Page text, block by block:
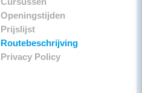
Openingstijden
Prijslijst
Routebeschrijving
Privacy Policy